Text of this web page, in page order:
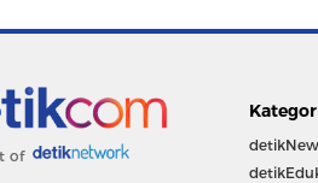
of